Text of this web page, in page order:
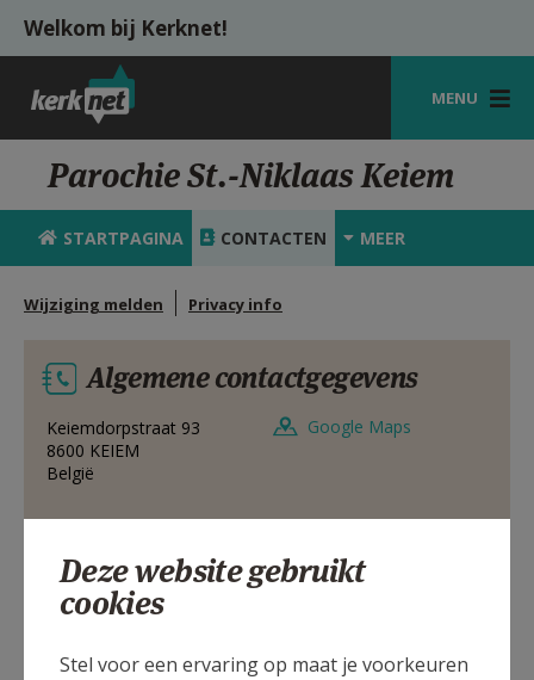
Overslaan en naar de inhoud gaan
Welkom bij Kerknet!
MENU
STARTPAGINA
KERK
VIERINGEN
SHOP
ZOEKEN
HULP
MIJN PAROCHIE
Parochie St.-Niklaas Keiem
STARTPAGINA CONTACTEN MEER
Wijziging melden Privacy info
Algemene contactgegevens
Keiemdorpstraat 93
8600 KEIEM
België
Google Maps
Keiemdorpstraat 93, 8600 KEIEM
Deze website gebruikt
cookies
Stel voor een ervaring op maat je voorkeuren